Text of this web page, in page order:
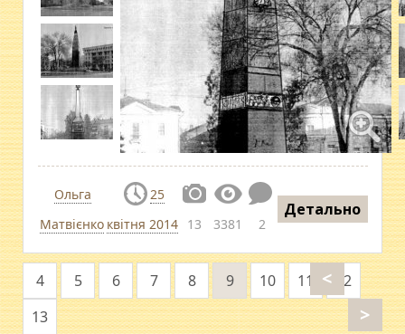
Ольга
Матвієнко
25
квітня 2014
13 3381 2
Детально
<
4 5 6 7 8 9 10 11
12
13
>